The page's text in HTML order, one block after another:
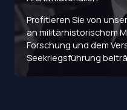
Profitieren Sie von
an militärhistorischem
Forschung und dem
Seekriegsführung